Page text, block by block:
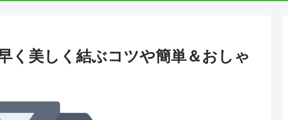
く美しく結ぶコツや簡単＆おしゃ